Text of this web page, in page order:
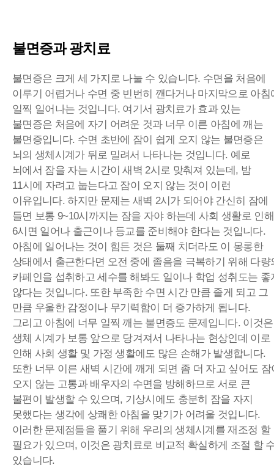
불면증과 광치료
불면증은 크게 세 가지로 나눌 수 있습니다. 수면을 처음에
이루기 어렵거나 수면 중 빈번히 깬다거나 마지막으로 아침
일찍 일어나는 것입니다. 여기서 광치료가 효과 있는
불면증은 처음에 자기 어려운 것과 너무 이른 아침에 깨는
불면증입니다. 수면 초반에 잠이 쉽게 오지 않는 불면증은
뇌의 생체시계가 뒤로 밀려서 나타나는 것입니다. 예로
뇌에서 잠을 자는 시간이 새벽 2시로 맞춰져 있는데, 밤
11시에 자려고 눕는다고 잠이 오지 않는 것이 이런
이유입니다. 하지만 문제는 새벽 2시가 되어야 간신히 잠에
들면 보통 9~10시까지는 잠을 자야 하는데 사회 생활로 인해
6시면 일어나 출근이나 등교를 준비해야 한다는 것입니다.
아침에 일어나는 것이 힘든 것은 둘째 치더라도 이 몽롱한
상태에서 출근한다면 오전 중에 졸음을 극복하기 위해 다량
카페인을 섭취하고 세수를 해봐도 일이나 학업 성취도는 좋
않다는 것입니다. 또한 부족한 수면 시간 만큼 졸게 되고 그
만큼 우울한 감정이나 무기력함이 더 증가하게 됩니다.
그리고 아침에 너무 일찍 깨는 불면증도 문제입니다. 이것은
생체 시계가 보통 앞으로 당겨져서 나타나는 현상인데 이로
인해 사회 생활 및 가정 생활에도 많은 손해가 발생합니다.
또한 너무 이른 새벽 시간에 깨게 되면 좀 더 자고 싶어도 잠
오지 않는 고통과 배우자의 수면을 방해하므로 서로 큰
불편이 발생할 수 있으며, 기상시에도 충분히 잠을 자지
못했다는 생각에 상쾌한 아침을 맞기가 어려울 것입니다.
이러한 문제점들을 풀기 위해 우리의 생체시계를 재조정 할
필요가 있으며, 이것은 광치료로 비교적 확실하게 조절 할
있습니다.